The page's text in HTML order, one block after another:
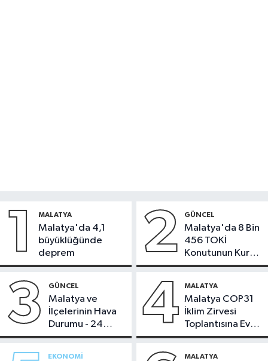
1 MALATYA
Malatya'da 4,1
büyüklüğünde
deprem
2 GÜNCEL
Malatya'da 8 Bin
456 TOKİ
Konutunun Kurası
Bugün Çekiliyor
3 GÜNCEL
Malatya ve
İlçelerinin Hava
Durumu - 24
Temmuz 2026
4 MALATYA
Malatya COP31
İklim Zirvesi
Toplantısına Ev
Sahipliği Yaptı
EKONOMI MALATYA